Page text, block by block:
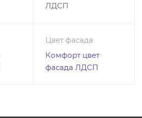
ЛДСП
Цвет фасада
Комфорт цвет
фасада ЛДСП